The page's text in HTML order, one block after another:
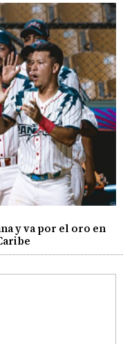
y va por el oro en